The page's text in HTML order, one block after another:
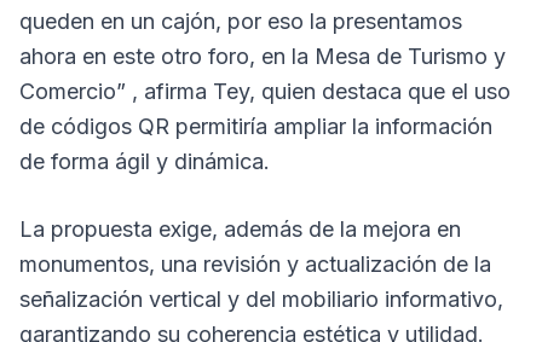
queden en un cajón, por eso la presentamos
ahora en este otro foro, en la Mesa de Turismo y
Comercio” , afirma Tey, quien destaca que el uso
de códigos QR permitiría ampliar la información
de forma ágil y dinámica.
La propuesta exige, además de la mejora en
monumentos, una revisión y actualización de la
señalización vertical y del mobiliario informativo,
garantizando su coherencia estética y utilidad.